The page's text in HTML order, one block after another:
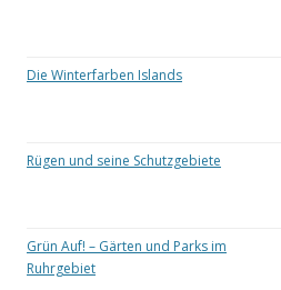
Die Winterfarben Islands
Rügen und seine Schutzgebiete
Grün Auf! – Gärten und Parks im
Ruhrgebiet